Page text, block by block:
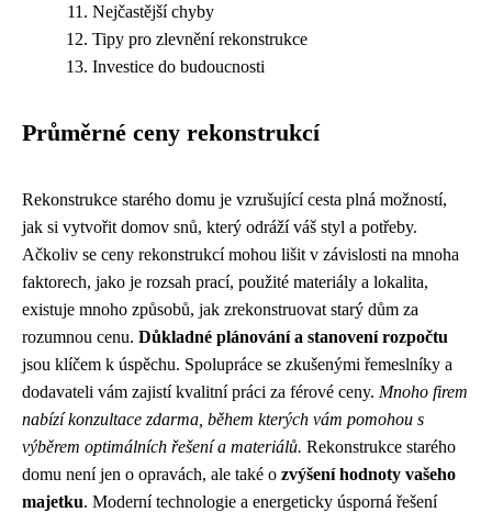
Nejčastější chyby
Tipy pro zlevnění rekonstrukce
Investice do budoucnosti
Průměrné ceny rekonstrukcí
Rekonstrukce starého domu je vzrušující cesta plná možností,
jak si vytvořit domov snů, který odráží váš styl a potřeby.
Ačkoliv se ceny rekonstrukcí mohou lišit v závislosti na mnoha
faktorech, jako je rozsah prací, použité materiály a lokalita,
existuje mnoho způsobů, jak zrekonstruovat starý dům za
rozumnou cenu. Důkladné plánování a stanovení rozpočtu
jsou klíčem k úspěchu. Spolupráce se zkušenými řemeslníky a
dodavateli vám zajistí kvalitní práci za férové ceny. Mnoho firem
nabízí konzultace zdarma, během kterých vám pomohou s
výběrem optimálních řešení a materiálů. Rekonstrukce starého
domu není jen o opravách, ale také o zvýšení hodnoty vašeho
majetku. Moderní technologie a energeticky úsporná řešení